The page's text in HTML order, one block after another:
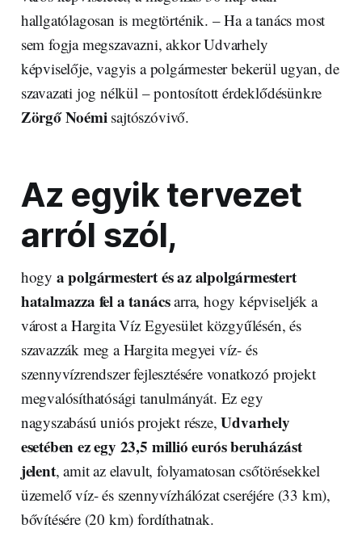
hallgatólagosan is megtörténik. – Ha a tanács most
sem fogja megszavazni, akkor Udvarhely
képviselője, vagyis a polgármester bekerül ugyan, de
szavazati jog nélkül – pontosított érdeklődésünkre
Zörgő Noémi sajtószóvivő.
Az egyik tervezet
arról szól,
hogy a polgármestert és az alpolgármestert
hatalmazza fel a tanácsarra, hogy képviseljék a
várost a Hargita Víz Egyesület közgyűlésén, és
szavazzák meg a Hargita megyei víz- és
szennyvízrendszer fejlesztésére vonatkozó projekt
megvalósíthatósági tanulmányát. Ez egy
nagyszabású uniós projekt része,Udvarhely
esetében ez egy 23,5 millió eurós beruházást
jelent, amit az elavult, folyamatosan csőtörésekkel
üzemelő víz- és szennyvízhálózat cseréjére (33 km),
bővítésére (20 km) fordíthatnak.